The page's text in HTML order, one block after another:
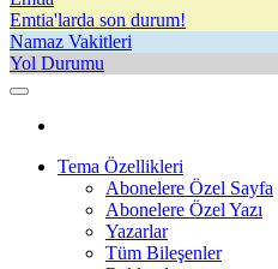
Emtia'larda son durum!
Namaz Vakitleri
Yol Durumu
Tema Özellikleri
Abonelere Özel Sayfa
Abonelere Özel Yazı
Yazarlar
Tüm Bileşenler